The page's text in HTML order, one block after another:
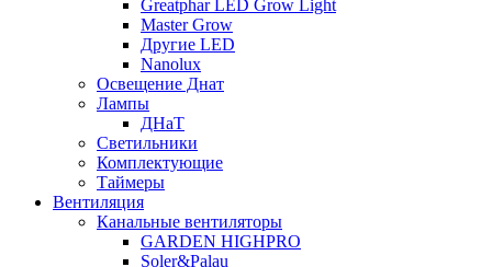
Greatphar LED Grow Light
Master Grow
Другие LED
Nanolux
Освещение Днат
Лампы
ДНаТ
Светильники
Комплектующие
Таймеры
Вентиляция
Канальные вентиляторы
GARDEN HIGHPRO
Soler&Palau